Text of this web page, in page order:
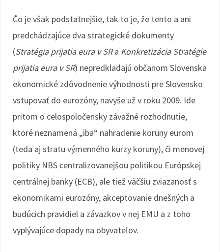
Čo je však podstatnejšie, tak to je, že tento a ani
predchádzajúce dva strategické dokumenty
(Stratégia prijatia eura v SRa Konkretizácia Stratégie
prijatia eura v SR) nepredkladajú občanom Slovenska
ekonomické zdôvodnenie výhodnosti pre Slovensko
vstupovať do eurozóny, navyše už v roku 2009. Ide
pritom o celospoločensky závažné rozhodnutie,
ktoré neznamená „iba“ nahradenie koruny eurom
(teda aj stratu výmenného kurzy koruny), či menovej
politiky NBS centralizovanejšou politikou Európskej
centrálnej banky (ECB), ale tiež väčšiu zviazanosť s
ekonomikami eurozóny, akceptovanie dnešných a
budúcich pravidiel a záväzkov v nej EMU a z toho
vyplývajúce dopady na obyvateľov.